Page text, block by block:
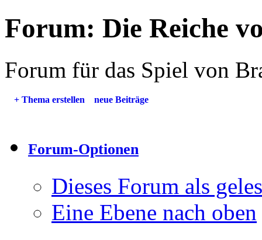
Forum: Die Reiche
Forum für das Spiel von
+ Thema erstellen neue Beiträge
Forum-Optionen
Dieses Forum als
Eine Ebene nach oben